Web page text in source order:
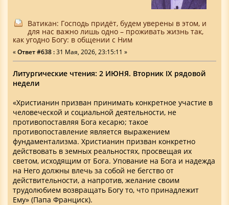
Ватикан: Господь придёт, будем уверены в этом, и
для нас важно лишь одно – проживать жизнь так,
как угодно Богу: в общении с Ним
«Ответ #638 :31 Мая, 2026, 23:15:11 »
Литургические чтения: 2 ИЮНЯ. Вторник IX рядовой
недели
«Христианин призван принимать конкретное участие в
человеческой и социальной деятельности, не
противопоставляя Бога кесарю; такое
противопоставление является выражением
фундаментализма. Христианин призван конкретно
действовать в земных реальностях, просвещая их
светом, исходящим от Бога. Упование на Бога и надежда
на Него должны влечь за собой не бегство от
действительности, а напротив, желание своим
трудолюбием возвращать Богу то, что принадлежит
Ему» (Папа Франциск).